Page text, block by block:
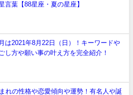
言葉【88星座・夏の星座】
は2021年8月22日（日）！キーワードや
し方や願い事の叶え方を完全紹介！
れの性格や恋愛傾向や運勢！有名人や誕